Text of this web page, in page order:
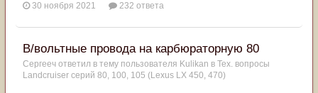
30 ноября 2021 232 ответа
В/вольтные провода на карбюраторную 80
Сергееч ответил в тему пользователя Kulikan в Тех. вопросы
Landcruiser серий 80, 100, 105 (Lexus LX 450, 470)